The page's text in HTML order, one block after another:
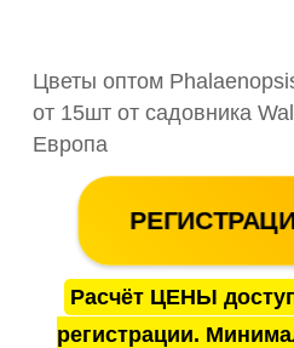
Цветы оптом
от 15шт от садовника
Европа
Расчёт ЦЕНЫ
регистрации.